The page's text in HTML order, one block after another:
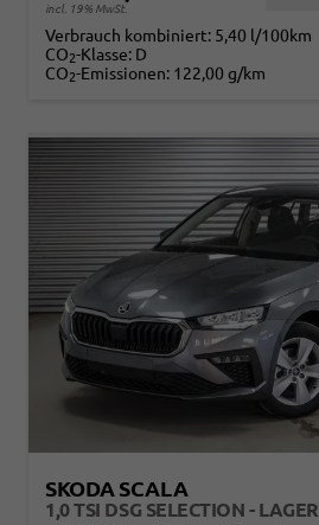
incl. 19% MwSt.
Verbrauch kombiniert: 5,40 l/100km
CO2-Klasse: D
CO2-Emissionen: 122,00 g/km
SKODA SCALA
1,0 TSI DSG SELECTION - LAGER